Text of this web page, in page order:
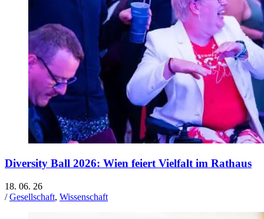
Diversity Ball 2026: Wien feiert Vielfalt im Rathaus
18. 06. 26
/Gesellschaft, Wissenschaft